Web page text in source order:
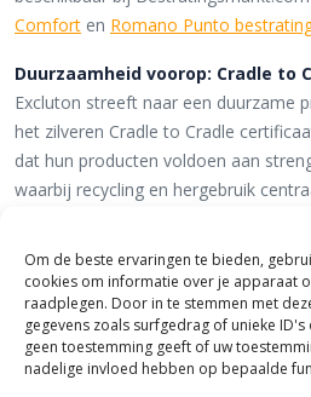
Om de beste ervaringen te bieden,
cookies om informatie over je apparaat
raadplegen. Door in te stemmen met
gegevens zoals surfgedrag of unieke
geen toestemming geeft of uw
nadelige invloed hebben op bepaalde
Comfort en Romano Punto
Duurzaamheid voorop: Cradle to
Excluton streeft naar een duurzame
het zilveren Cradle to Cradle
dat hun producten voldoen aan
waarbij recycling en hergebruik
onze klanten een breed scala aan
bestratingsoplossingen aanbieden.
Bekijk Excluton bestrating in
Bezoekonze showpresentatiein
door de topseries van Excluton!